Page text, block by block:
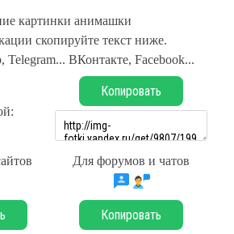
картинки анимашки
скопируйте текст ниже.
Telegram... ВКонтакте, Facebook...
Копировать
Для форумов и чатов
Копировать